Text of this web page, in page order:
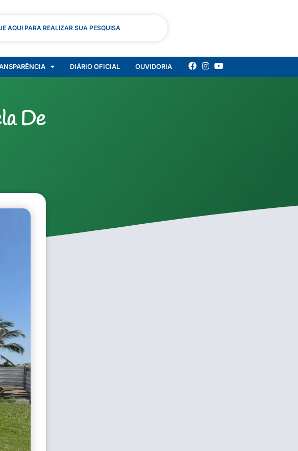
AQUI PARA REALIZAR SUA PESQUISA
DIÁRIO OFICIAL OUVIDORIA
De